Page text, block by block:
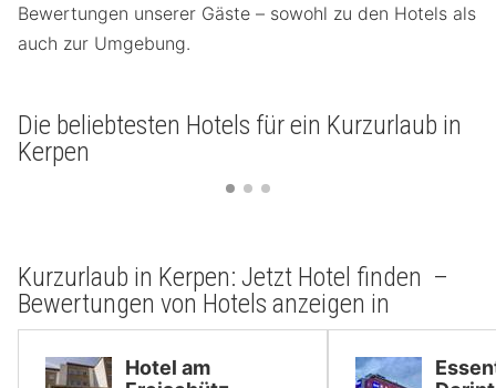
Bewertungen unserer Gäste – sowohl zu den Hotels als
auch zur Umgebung.
Die beliebtesten Hotels für ein Kurzurlaub in
Kerpen
Kurzurlaub in Kerpen: Jetzt Hotel finden –
Bewertungen von Hotels anzeigen in
Hotel am